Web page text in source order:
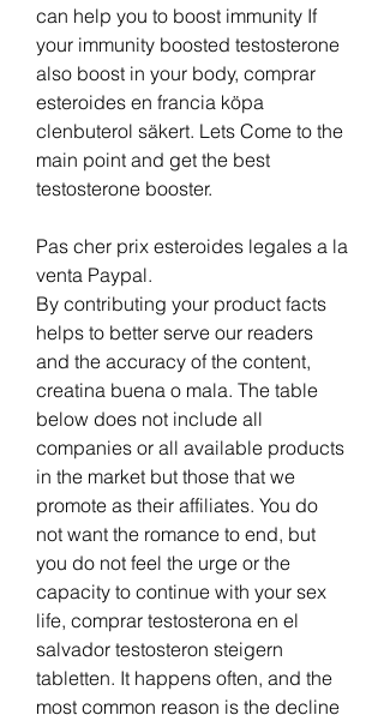
can help you to boost immunity If
your immunity boosted testosterone
also boost in your body, comprar
esteroides en francia köpa
clenbuterol säkert. Lets Come to the
main point and get the best
testosterone booster.
Pas cher prix esteroides legales a la
venta Paypal.
By contributing your product facts
helps to better serve our readers
and the accuracy of the content,
creatina buena o mala. The table
below does not include all
companies or all available products
in the market but those that we
promote as their affiliates. You do
not want the romance to end, but
you do not feel the urge or the
capacity to continue with your sex
life, comprar testosterona en el
salvador testosteron steigern
tabletten. It happens often, and the
most common reason is the decline